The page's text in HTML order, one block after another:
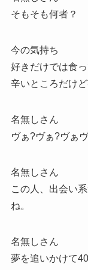
そもそも何者？
今の気持ち
好きだけでは食
辛いところだけ
名無しさん
ヴぁ?ヴぁ?ヴぁ
名無しさん
この人、出会い
ね。
名無しさん
夢を追いかけて